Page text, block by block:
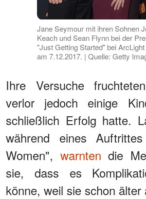
Jane Seymour mit ihren Sohnen
Keach und Sean Flynn bei der
"Just Getting Started" bei
am 7.12.2017. | Quelle: Getty
Ihre Versuche
verlor jedoch einige
schließlich Erfolg hatte.
während eines
Women", warnten die
sie, dass es
könne, weil sie schon älter